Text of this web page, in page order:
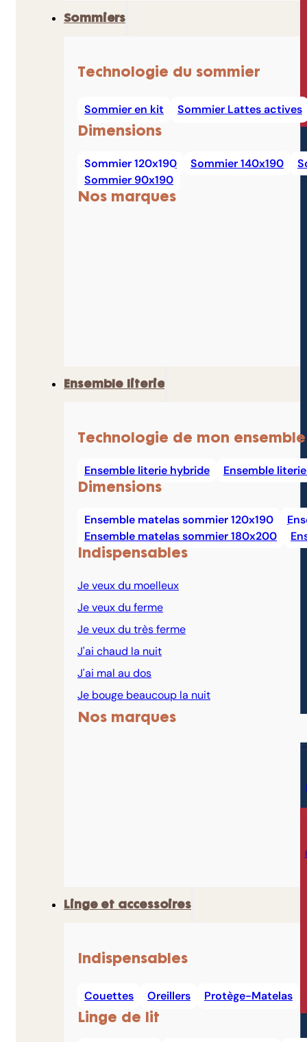
Sommiers
Technologie du sommier
Sommier en kit Sommier Lattes actives
Dimensions
Sommier 120x190 Sommier 140x190
Sommier 90x190
Nos marques
Ensemble literie
Technologie de mon ensemble
Ensemble literie hybride Ensemble
Dimensions
Ensemble matelas sommier 120x190
Ensemble matelas sommier 180x200
Indispensables
Je veux du moelleux
Je veux du ferme
Je veux du très ferme
J'ai chaud la nuit
J'ai mal au dos
Je bouge beaucoup la nuit
Nos marques
Linge et accessoires
Indispensables
Couettes Oreillers Protège-Matelas
Linge de lit